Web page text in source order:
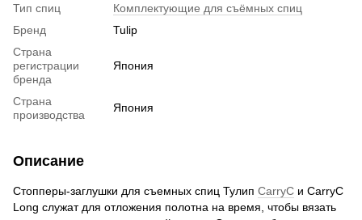
Тип спиц
Комплектующие для съёмных спиц
Бренд
Tulip
Страна
регистрации
бренда
Япония
Страна
производства
Япония
Описание
Стопперы-заглушки для съемных спиц Тулип CarryC и CarryC
Long служат для отложения полотна на время, чтобы вязать